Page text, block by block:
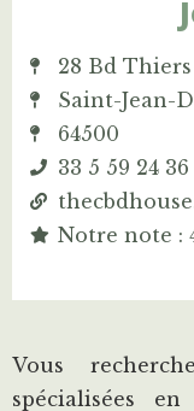
28 Bd Thiers
Saint-Jean-
64500
33 5 59 24 36
Notre note :
Vous
spécialisées